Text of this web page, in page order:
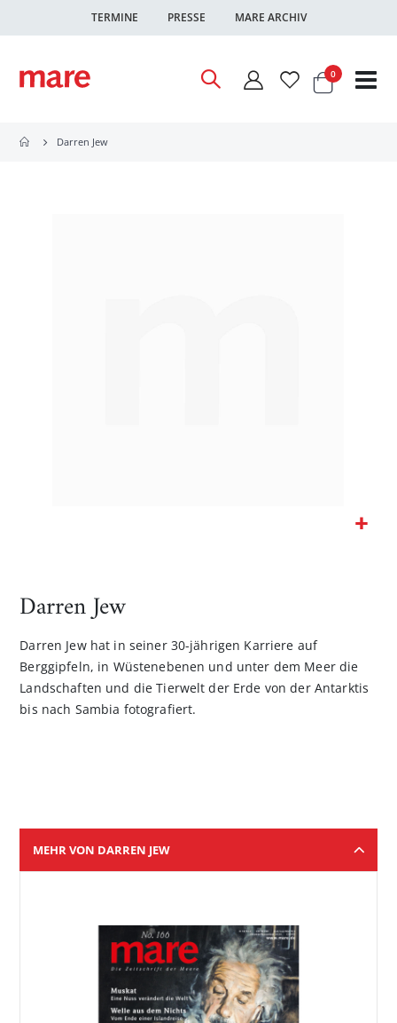
TERMINE PRESSE MARE ARCHIV
Warenkorb
0Artikel
Darren Jew
Bildgalerie
Darren Jew
Darren Jew hat in seiner 30-jährigen Karriere auf
Berggipfeln, in Wüstenebenen und unter dem Meer die
Landschaften und die Tierwelt der Erde von der Antarktis
bis nach Sambia fotografiert.
MEHR VON DARREN JEW